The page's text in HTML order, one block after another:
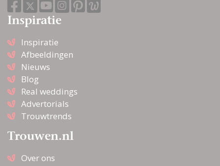
Inspiratie
Inspiratie
Afbeeldingen
Nieuws
Blog
Real weddings
Advertorials
Trouwtrends
Trouwen.nl
Over ons